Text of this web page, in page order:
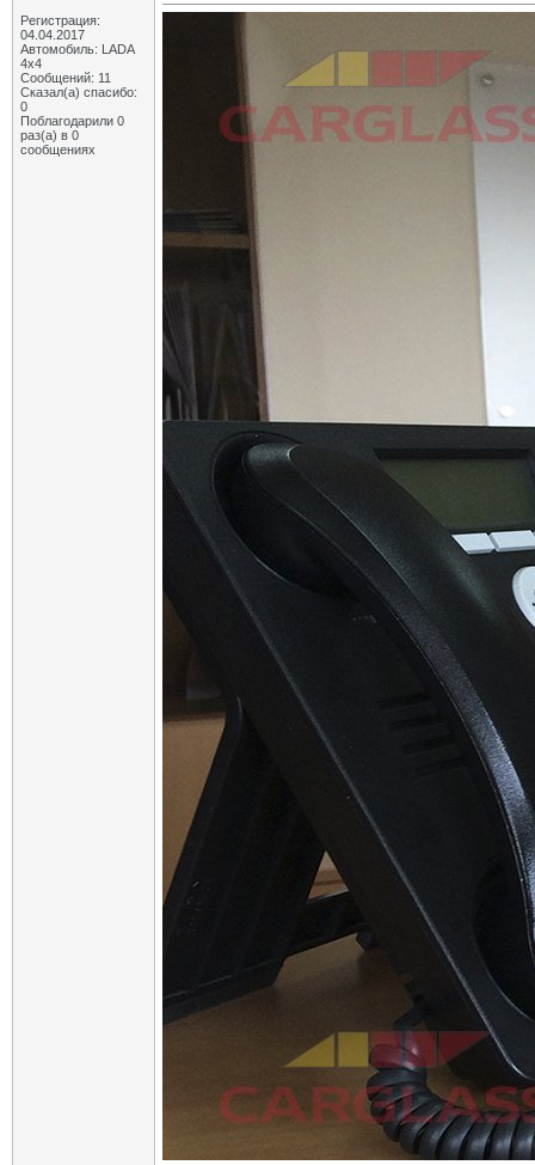
Регистрация:
04.04.2017
Автомобиль: LADA
4x4
Сообщений: 11
Сказал(а) спасибо:
0
Поблагодарили 0
раз(а) в 0
сообщениях